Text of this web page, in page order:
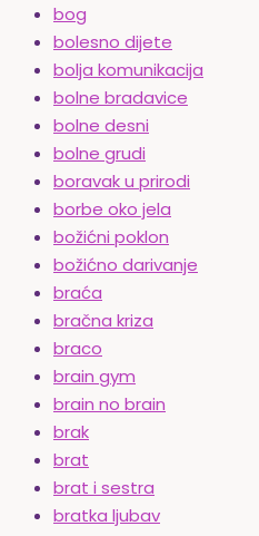
bog
bolesno dijete
bolja komunikacija
bolne bradavice
bolne desni
bolne grudi
boravak u prirodi
borbe oko jela
božićni poklon
božićno darivanje
braća
bračna kriza
braco
brain gym
brain no brain
brak
brat
brat i sestra
bratka ljubav